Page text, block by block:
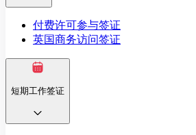
付费许可参与签证
英国商务访问签证
短期工作签证